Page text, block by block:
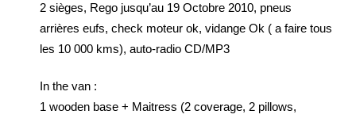
2 sièges, Rego jusqu’au 19 Octobre 2010, pneus
arrières eufs, check moteur ok, vidange Ok ( a faire tous
les 10 000 kms), auto-radio CD/MP3
In the van :
1 wooden base + Maitress (2 coverage, 2 pillows,